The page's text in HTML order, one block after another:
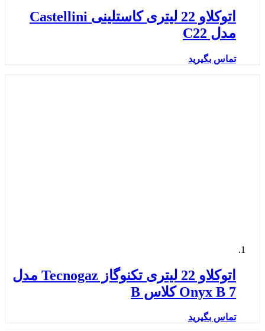
اتوکلاو 22 لیتری کاستلینی Castellini
مدل C22
تماس بگیرید
اتوکلاو 22 لیتری تکنوگاز Tecnogaz مدل
Onyx B 7 کلاس B
تماس بگیرید